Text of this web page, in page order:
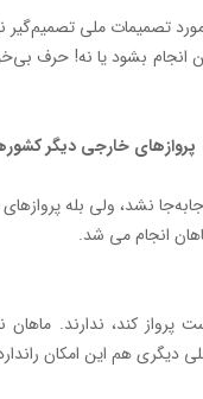
تصمیمات ملی
بشود یا نه! حرف
خارجی دیگر
نشد، ولی بله
انجام می شد.
کند، ندارند. ماهان